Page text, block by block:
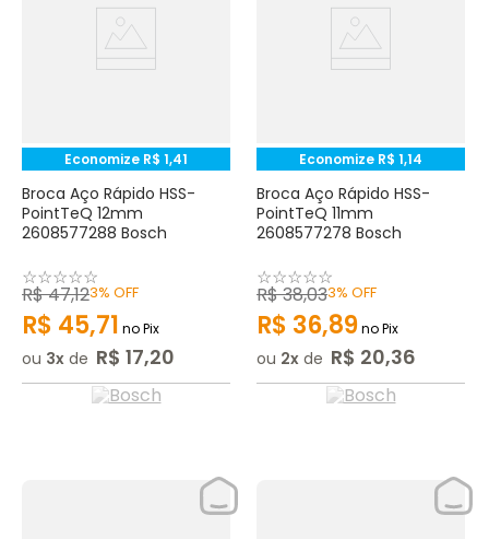
Economize R$ 1,41
Broca Aço Rápido HSS-
PointTeQ 12mm
2608577288 Bosch
☆☆☆☆☆
R$47,123% OFF
R$ 45,71 no Pix
ou 3 de R$ 17,20
Economize R$ 1,14
Broca Aço Rápido HSS-
PointTeQ 11mm
2608577278 Bosch
☆☆☆☆☆
R$38,033% OFF
R$ 36,89no Pix
ou 2 de R$ 20,36